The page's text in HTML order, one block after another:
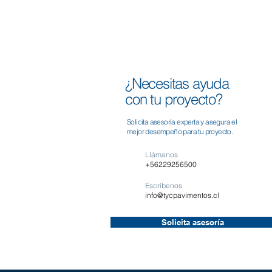
¿Necesitas ayuda
con tu proyecto?
Solicita asesoría experta y asegura el
mejor desempeño para tu proyecto.
Solicita asesoría
Llámanos
+56229256500
Escríbenos
info@tycpavimentos.cl